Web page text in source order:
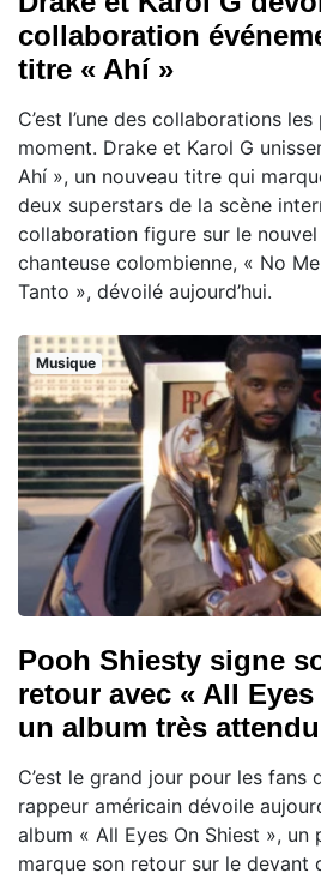
collaboration
titre « Ahí »
C’est l’une des collaborations
moment. Drake et Karol G
Ahí », un nouveau titre qui
deux superstars de la scène
collaboration figure sur le
chanteuse colombienne, « No
Tanto », dévoilé aujourd’hui.
Musique
Pooh Shiesty signe
retour avec « All
un album très attendu
C’est le grand jour pour les fans
rappeur américain dévoile
album « All Eyes On Shiest »,
marque son retour sur le devant